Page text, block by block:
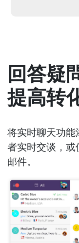
回答疑
提高转
将实时聊天功能
者实时交谈，或
邮件。